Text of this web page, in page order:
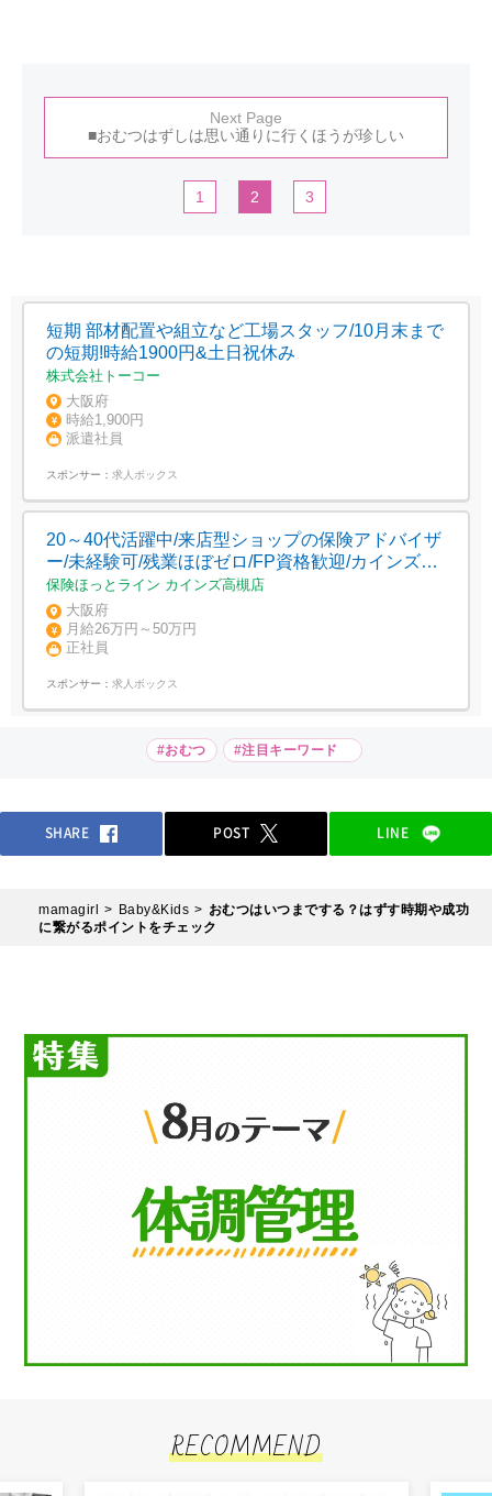
Next Page
■おむつはずしは思い通りに行くほうが珍しい
1 2 3
短期 部材配置や組立など工場スタッフ/10月末まで
の短期!時給1900円&土日祝休み
株式会社トーコー
大阪府
時給1,900円
派遣社員
スポンサー： 求人ボックス
20～40代活躍中/来店型ショップの保険アドバイザ
ー/未経験可/残業ほぼゼロ/FP資格歓迎/カインズ高
槻店
保険ほっとライン カインズ高槻店
大阪府
月給26万円～50万円
正社員
スポンサー： 求人ボックス
#おむつ #注目キーワード
SHARE POST LINE
mamagirl Baby&Kids
おむつはいつまでする？はずす時期や成功
に繋がるポイントをチェック
RECOMMEND